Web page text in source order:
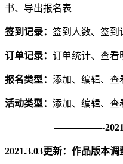
书、导出报名表
签到记录： 签到人数、签到
订单记录： 订单统计、查看
报名类型： 添加、编辑、查
活动类型： 添加、编辑、查
—————-
2021.3.03更新：作品版本